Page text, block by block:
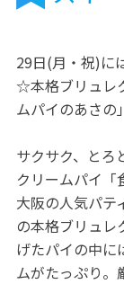
29日(月・祝)に
☆本格ブリュレ
ムパイのあさの
サクサク、と
クリームパイ「
大阪の人気パテ
の本格ブリュレ
げたパイの中に
ムがたっぷり。